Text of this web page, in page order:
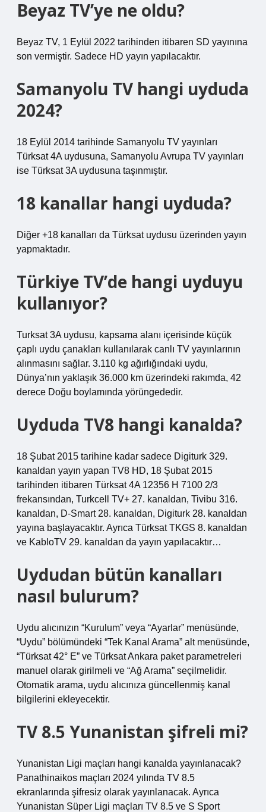
Beyaz TV’ye ne oldu?
Beyaz TV, 1 Eylül 2022 tarihinden itibaren SD yayınına
son vermiştir. Sadece HD yayın yapılacaktır.
Samanyolu TV hangi uyduda
2024?
18 Eylül 2014 tarihinde Samanyolu TV yayınları
Türksat 4A uydusuna, Samanyolu Avrupa TV yayınları
ise Türksat 3A uydusuna taşınmıştır.
18 kanallar hangi uyduda?
Diğer +18 kanalları da Türksat uydusu üzerinden yayın
yapmaktadır.
Türkiye TV’de hangi uyduyu
kullanıyor?
Turksat 3A uydusu, kapsama alanı içerisinde küçük
çaplı uydu çanakları kullanılarak canlı TV yayınlarının
alınmasını sağlar. 3.110 kg ağırlığındaki uydu,
Dünya’nın yaklaşık 36.000 km üzerindeki rakımda, 42
derece Doğu boylamında yörüngededir.
Uyduda TV8 hangi kanalda?
18 Şubat 2015 tarihine kadar sadece Digiturk 329.
kanaldan yayın yapan TV8 HD, 18 Şubat 2015
tarihinden itibaren Türksat 4A 12356 H 7100 2/3
frekansından, Turkcell TV+ 27. kanaldan, Tivibu 316.
kanaldan, D-Smart 28. kanaldan, Digiturk 28. kanaldan
yayına başlayacaktır. Ayrıca Türksat TKGS 8. kanaldan
ve KabloTV 29. kanaldan da yayın yapılacaktır…
Uydudan bütün kanalları
nasıl bulurum?
Uydu alıcınızın “Kurulum” veya “Ayarlar” menüsünde,
“Uydu” bölümündeki “Tek Kanal Arama” alt menüsünde,
“Türksat 42° E” ve Türksat Ankara paket parametreleri
manuel olarak girilmeli ve “Ağ Arama” seçilmelidir.
Otomatik arama, uydu alıcınıza güncellenmiş kanal
bilgilerini ekleyecektir.
TV 8.5 Yunanistan şifreli mi?
Yunanistan Ligi maçları hangi kanalda yayınlanacak?
Panathinaikos maçları 2024 yılında TV 8.5
ekranlarında şifresiz olarak yayınlanacak. Ayrıca
Yunanistan Süper Ligi maçları TV 8.5 ve S Sport